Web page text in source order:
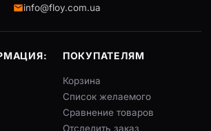
info@floy.com.ua
ПОКУПАТЕЛЯМ
Корзина
Список желаемого
Сравнение товаров
Отследить заказ